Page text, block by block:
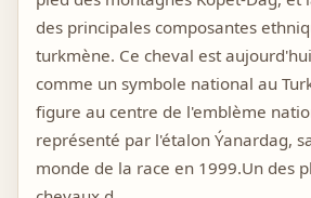
des principales composantes
turkmène. Ce cheval est
comme un symbole national au
figure au centre de l'emblème
représenté par l'étalon Ýanardag,
monde de la race en 1999.Un des